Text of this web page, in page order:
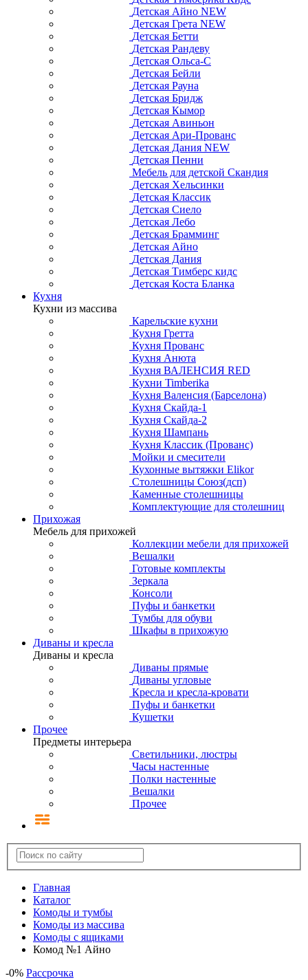
Детская Айно NEW
Детская Грета NEW
Детская Бетти
Детская Рандеву
Детская Ольса-С
Детская Бейли
Детская Рауна
Детская Бридж
Детская Кымор
Детская Авиньон
Детская Ари-Прованс
Детская Дания NEW
Детская Пенни
Мебель для детской Скандия
Детская Хельсинки
Детская Классик
Детская Сиело
Детская Лебо
Детская Брамминг
Детская Айно
Детская Дания
Детская Тимберс кидс
Детская Коста Бланка
Кухня
Кухни из массива
Карельские кухни
Кухня Гретта
Кухня Прованс
Кухня Анюта
Кухня ВАЛЕНСИЯ RED
Кухни Timberika
Кухня Валенсия (Барселона)
Кухня Скайда-1
Кухня Скайда-2
Кухня Шампань
Кухня Классик (Прованс)
Мойки и смесители
Кухонные вытяжки Elikor
Столешницы Союз(дсп)
Каменные столешницы
Комплектующие для столешниц
Прихожая
Мебель для прихожей
Коллекции мебели для прихожей
Вешалки
Готовые комплекты
Зеркала
Консоли
Пуфы и банкетки
Тумбы для обуви
Шкафы в прихожую
Диваны и кресла
Диваны и кресла
Диваны прямые
Диваны угловые
Кресла и кресла-кровати
Пуфы и банкетки
Кушетки
Прочее
Предметы интерьера
Светильники, люстры
Часы настенные
Полки настенные
Вешалки
Прочее
Главная
Каталог
Комоды и тумбы
Комоды из массива
Комоды с ящиками
Комод №1 Айно
-0% Рассрочка